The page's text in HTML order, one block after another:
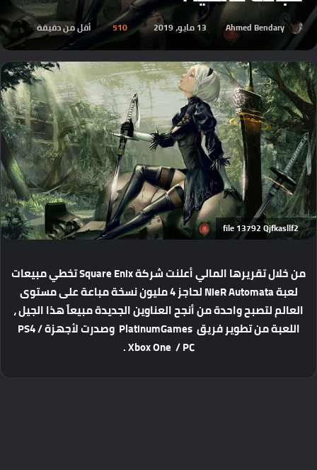
Ahmed Bendary 13 مايو، 2019 510 أقل من دقيقة
file 13792 Qjfkasllf2
من خلال تقريرها المالي أعلنت شركة Square Enix تخطي مبيعات
لعبة NieR Automata لحاجز 4 مليون نسخة مباعة على مستوى
العالم لتصبح واحدة من أنجح العناوين الجديدة مبيعاً هذا الجيل ،
اللعبة من تطوير فريق PlatinumGames
وصدرت لأجهزة PS4 /
Xbox One / PC .